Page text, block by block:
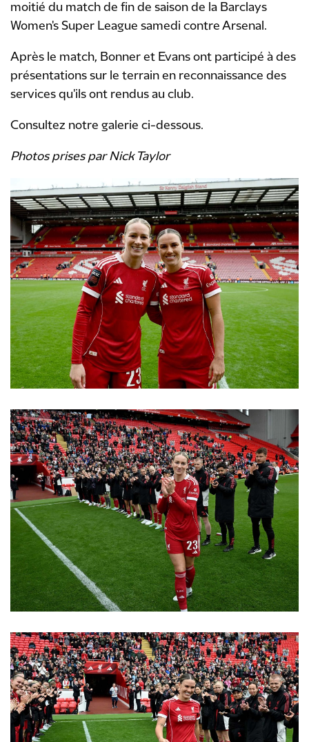
moitié du match de fin de saison de la Barclays
Women's Super League samedi contre Arsenal.
Après le match, Bonner et Evans ont participé à des
présentations sur le terrain en reconnaissance des
services qu'ils ont rendus au club.
Consultez notre galerie ci-dessous.
Photos prises par Nick Taylor